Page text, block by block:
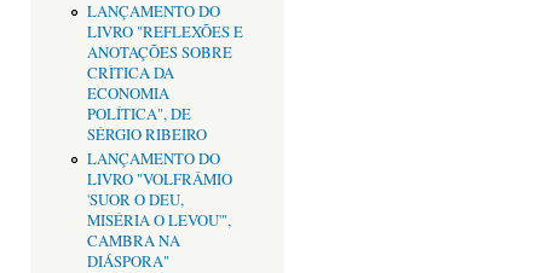
LANÇAMENTO DO
LIVRO "REFLEXÕES E
ANOTAÇÕES SOBRE
CRÌTICA DA
ECONOMIA
POLÍTICA", DE
SÉRGIO RIBEIRO
LANÇAMENTO DO
LIVRO "VOLFRÂMIO
'SUOR O DEU,
MISÉRIA O LEVOU'",
CAMBRA NA
DIÁSPORA"